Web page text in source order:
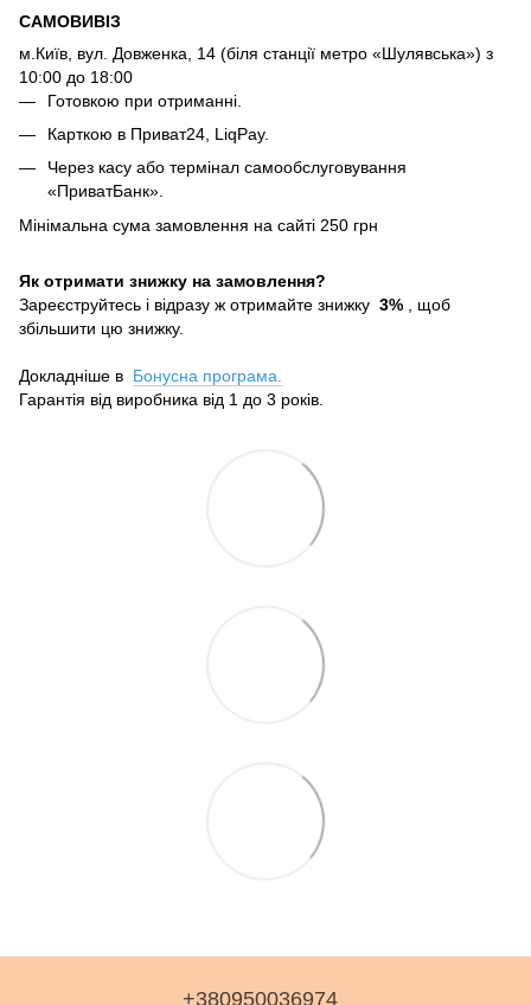
САМОВИВІЗ
м.Київ, вул. Довженка, 14 (біля станції метро «Шулявська») з
10:00 до 18:00
Готовкою при отриманні.
Карткою в Приват24, LiqPay.
Через касу або термінал самообслуговування
«ПриватБанк».
Мінімальна сума замовлення на сайті 250 грн
Як отримати знижку на замовлення?
Зареєструйтесь і відразу ж отримайте знижку 3% , щоб
збільшити цю знижку.
Докладніше в Бонусна програма.
Гарантія від виробника від 1 до 3 років.
+380950036974